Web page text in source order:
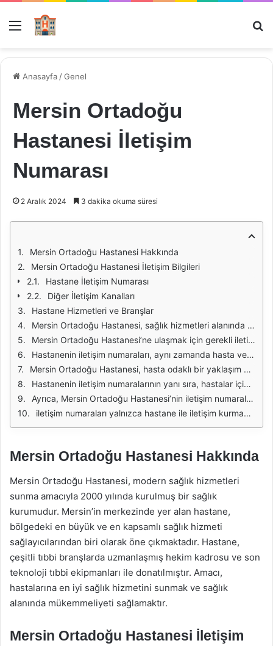
Menü
Anasayfa /Genel
Mersin Ortadoğu
Hastanesi İletişim
Numarası
2 Aralık 2024 3 dakika okuma süresi
Mersin Ortadoğu Hastanesi Hakkında
Mersin Ortadoğu Hastanesi İletişim Bilgileri
Hastane İletişim Numarası
Diğer İletişim Kanalları
Hastane Hizmetleri ve Branşlar
Mersin Ortadoğu Hastanesi, sağlık hizmetleri alanında önemli bir rol üstlenen bir kurumdur. Hastane, modern tıbbi ekipmanları ve deneyimli sağlık personeli ile donatılmıştır. Bu özellikleri sayesinde, hastalarına kaliteli ve güvenilir sağlık hizmeti sunmayı hedeflemektedir. Hastanenin sunduğu hizmetler arasında acil servis, poliklinik hizmetleri, cerrahi müdahale ve yoğun bakım gibi bir dizi seçenek bulunmaktadır. Bu bağlamda, hastane ile iletişim kurmak isteyenlerin doğru numaraları kullanması son derece önemlidir.
Mersin Ortadoğu Hastanesi’ne ulaşmak için gerekli iletişim numaraları, hastanenin resmi web sitesinde ve sosyal medya hesaplarında yer almaktadır. Bu numaralar, hastanenin sunduğu hizmetler hakkında bilgi almak isteyen veya randevu almak isteyen hastalar için oldukça faydalıdır. Ayrıca, acil durumlarda hızlı bir şekilde iletişim kurmak, zaman kaybını önleyerek yaşam kurtarıcı bir rol oynayabilir.
Hastanenin iletişim numaraları, aynı zamanda hasta ve yakınlarının hastane hakkında şikayet veya öneri iletebileceği bir kanal da sağlamaktadır. Bu tür geri bildirimler, hastanenin hizmet kalitesini artırma konusunda önemli bir rol oynamaktadır. Hasta memnuniyeti, sağlık hizmetlerinin kalitesini belirleyen en önemli faktörlerden biri olduğundan, bu iletişim kanalları büyük bir öneme sahiptir.
Mersin Ortadoğu Hastanesi, hasta odaklı bir yaklaşım benimsemekte ve hastalarının ihtiyaçlarına yönelik çözümler sunmaktadır. Hastalar, iletişim numaraları aracılığıyla sağlık durumları hakkında sorular sorabilir veya tedavi süreçleri ile ilgili bilgi alabilirler. Bu, hastaların tedavi süreçlerine daha aktif bir şekilde katılmalarını ve sağlıklarını daha iyi yönetmelerini sağlamaktadır.
Hastanenin iletişim numaralarının yanı sıra, hastalar için çevrimiçi randevu alma imkanı da sunulmaktadır. Bu, hastaların zamanını daha iyi yönetmelerine ve hastane ziyaretlerini daha planlı hale getirmelerine yardımcı olmaktadır. Online randevu sistemi, hastaların istedikleri tarihte ve saatte diledikleri uzmanla görüşmelerine imkan tanımaktadır.
Ayrıca, Mersin Ortadoğu Hastanesi’nin iletişim numaraları, hastane ziyaretleri sırasında yaşanabilecek acil durumlar için de önemlidir. Acil durumlarda hızlı bir şekilde ulaşılması gereken iletişim numaraları, hastaların ihtiyaç duyduğu yardımın zamanında gelmesini sağlamaktadır. Bu nedenle, hastalar ve yakınları için bu numaraların kaydedilmesi önerilmektedir.
iletişim numaraları yalnızca hastane ile iletişim kurmak için değil, aynı zamanda sağlık bilgileri ve güncellemeleri almak için de kullanılmaktadır. Hastane, sağlık alanındaki gelişmeleri ve yenilikleri paylaşarak, hastalarını bilinçlendirmeyi hedeflemektedir. Bu bağlamda, Mersin Ortadoğu Hastanesi’nin iletişim numaraları, hem hastalar hem de sağlık sektörü için büyük bir öneme sahiptir.
Mersin Ortadoğu Hastanesi Hakkında
Mersin Ortadoğu Hastanesi, modern sağlık hizmetleri
sunma amacıyla 2000 yılında kurulmuş bir sağlık
kurumudur. Mersin’in merkezinde yer alan hastane,
bölgedeki en büyük ve en kapsamlı sağlık hizmeti
sağlayıcılarından biri olarak öne çıkmaktadır. Hastane,
çeşitli tıbbi branşlarda uzmanlaşmış hekim kadrosu ve son
teknoloji tıbbi ekipmanları ile donatılmıştır. Amacı,
hastalarına en iyi sağlık hizmetini sunmak ve sağlık
alanında mükemmeliyeti sağlamaktır.
Mersin Ortadoğu Hastanesi İletişim